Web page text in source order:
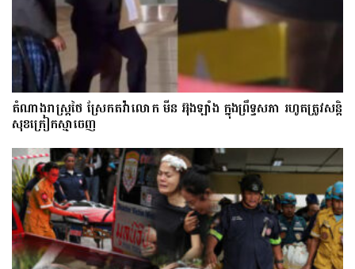
តំណាងរាស្ត្រថៃ ស្រែកតវ៉ាលោក មីន អ៊ុងឡាំង ក្នុងព្រឹទ្ធសភា រហូតត្រូវសន្តិ
សុខក្រៀកស្មាចេញ